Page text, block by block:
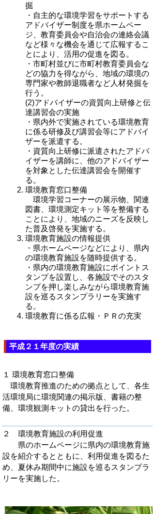
掘
・自主的な環境学習をサポートする
アドバイザー制度を県ホームペー
ジ、教育委員会や自治会の連絡会議
など様々な機会を通じて広報するこ
とにより、活用の促進を図る。
・市町村並びに市町村教育委員会な
どの協力を得ながら、地域の環境の
専門家や教師退職者など人材発掘を
行う。
(2)アドバイザーの資質向上研修と伝
達講習会の実施
・県内外で実施されている環境教育
に係る研修及び講習会等にアドバイ
ザーを派遣する。
・資質向上研修に派遣されたアドバ
イザーを講師に、他のアドバイザー
を対象とした伝達講習会を開催す
る。
環境教育窓口整備
環境学習コーナーの展示物、関連
図書、環境測定キット等を整備する
ことにより、地域のニーズを反映し
た普及啓発を実施する。
環境教育施設の情報提供
・県ホームページなどにより、県内
の環境教育施設を随時提供する。
・県内の環境教育施設にポイントス
タンプを設置し、各施設でそのスタ
ンプを押し楽しみながら環境教育施
設を巡るスタンプラリーを実施す
る。
環境教育に係る広報・ＰＲの充実
平成２１年度の実績
１ 環境教育窓口整備
環境教育推進のための拠点として、各生
活環境局に環境関連の掲示版、書籍の整
備、環境観測キットの貸出を行った。
２ 環境教育施設の利用促進
県のホームページに県内の環境教育施
設を紹介するとともに、利用促進を図るた
め、夏休み期間中に施設を巡るスタンプラ
リーを実施した。